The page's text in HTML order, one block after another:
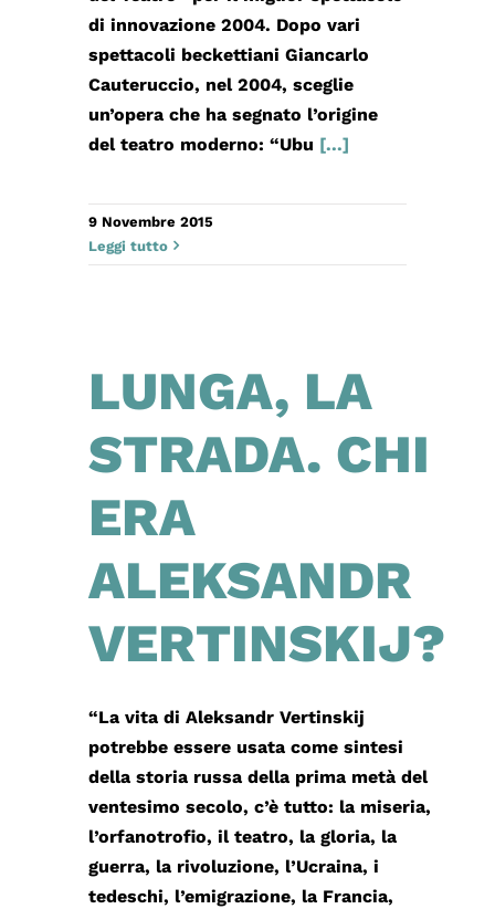
di innovazione 2004. Dopo vari
spettacoli beckettiani Giancarlo
Cauteruccio, nel 2004, sceglie
un’opera che ha segnato l’origine
del teatro moderno: “Ubu [...]
9 Novembre 2015
Leggi tutto
LUNGA, LA
STRADA. CHI
ERA
ALEKSANDR
VERTINSKIJ?
“La vita di Aleksandr Vertinskij
potrebbe essere usata come sintesi
della storia russa della prima metà del
ventesimo secolo, c’è tutto: la miseria,
l’orfanotrofio, il teatro, la gloria, la
guerra, la rivoluzione, l’Ucraina, i
tedeschi, l’emigrazione, la Francia,